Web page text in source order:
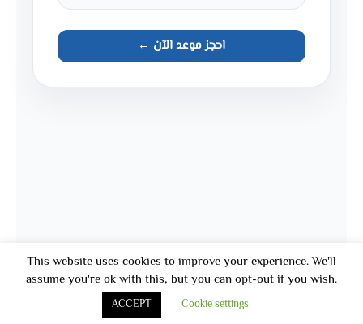
احجز موعد الآن ←
This website uses cookies to improve your experience. We'll
assume you're ok with this, but you can opt-out if you wish.
Cookie settings
ACCEPT